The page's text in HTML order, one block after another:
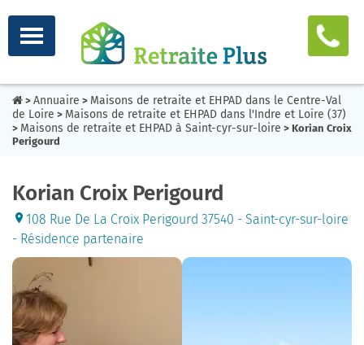
> Annuaire > Maisons de retraite et EHPAD dans le Centre-Val
de Loire > Maisons de retraite et EHPAD dans l'Indre et Loire (37)
> Maisons de retraite et EHPAD à Saint-cyr-sur-loire > Korian Croix
Perigourd
Korian Croix Perigourd
108 Rue De La Croix Perigourd 37540 - Saint-cyr-sur-loire
- Résidence partenaire